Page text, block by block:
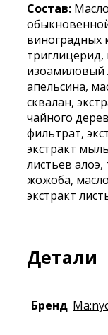
Cостав:
виноградных
изоамиловый
апельсина,
сквалан,
чайного
фильтрат,
экстракт
листьев
жожоба,
экстракт
Детали
Бренд